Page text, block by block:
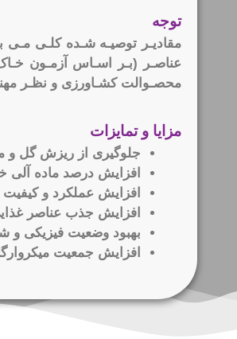
توجه
مقادیـر توصیـه شـده کلـی مـی
عناصـر (بـر اسـاس آزمـون
محصـوالت کشـاورزی و نظـر
مزایا و تمایزات
جلوگیری از ریزش گل و
افزایش درصد ماده آلی
افزایش عملکرد و
افزایش جذب عناصر
بهبود وضعیت فیزیکی و
افزایش جمعیت